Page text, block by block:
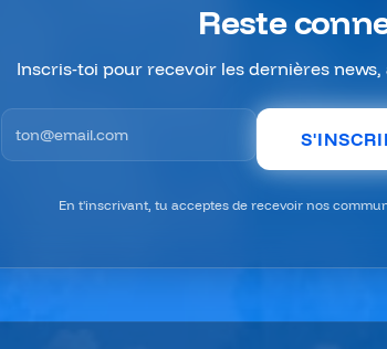
Reste
Inscris-toi pour recevoir les dernières
Adresse email pour la newsletter
En t'inscrivant, tu acceptes de recevoir nos